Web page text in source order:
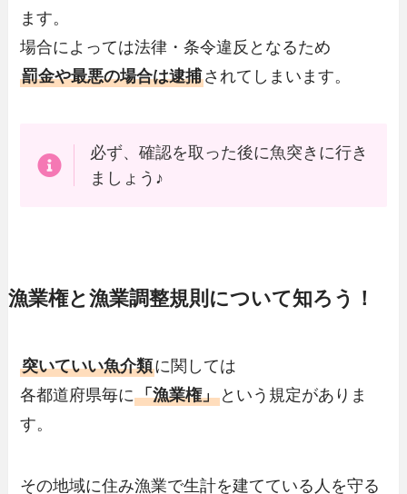
ます。
場合によっては法律・条令違反となるため
罰金や最悪の場合は逮捕されてしまいます。
必ず、確認を取った後に魚突きに行き
ましょう♪
漁業権と漁業調整規則について知ろう！
突いていい魚介類に関しては
各都道府県毎に「漁業権」 という規定がありま
す。
その地域に住み漁業で生計を建てている人を守る